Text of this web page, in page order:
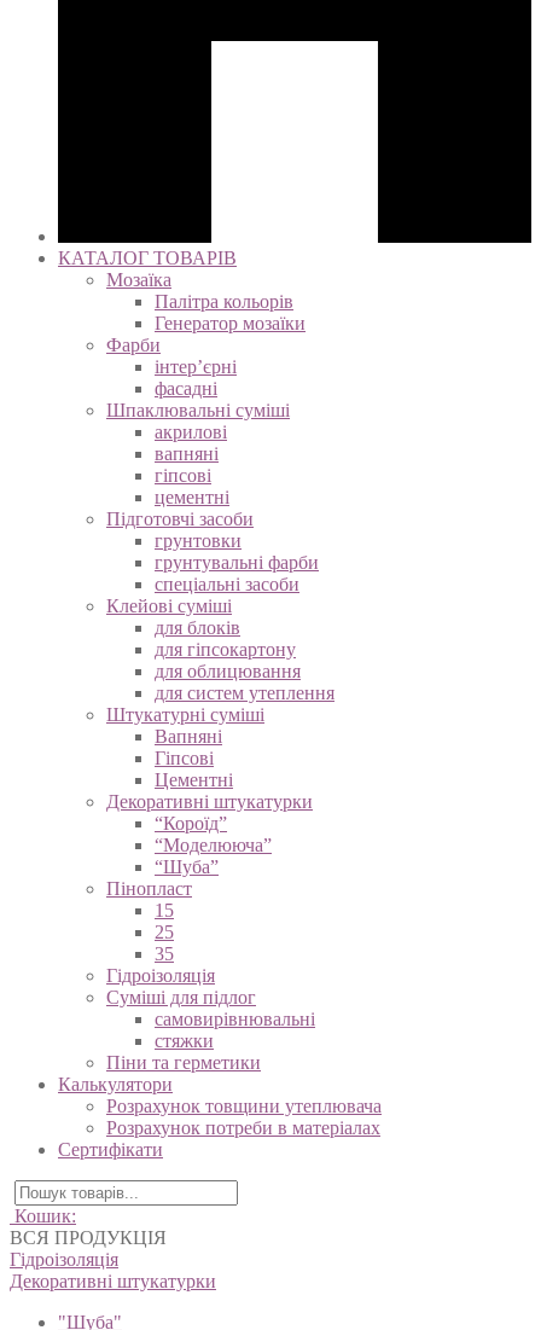
КАТАЛОГ ТОВАРІВ
Мозаїка
Палітра кольорів
Генератор мозаїки
Фарби
інтер’єрні
фасадні
Шпаклювальні суміші
акрилові
вапняні
гіпсові
цементні
Підготовчі засоби
грунтовки
грунтувальні фарби
спеціальні засоби
Клейові суміші
для блоків
для гіпсокартону
для облицювання
для систем утеплення
Штукатурні суміші
Вапняні
Гіпсові
Цементні
Декоративні штукатурки
“Короїд”
“Моделююча”
“Шуба”
Пінопласт
15
25
35
Гідроізоляція
Суміші для підлог
самовирівнювальні
стяжки
Піни та герметики
Калькулятори
Розрахунок товщини утеплювача
Розрахунок потреби в матеріалах
Сертифікати
Кошик:
ВСЯ ПРОДУКЦІЯ
Гідроізоляція
Декоративні штукатурки
"Шуба"